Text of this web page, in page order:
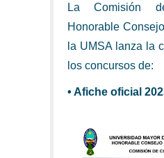
La Comisión
Honorable
la UMSA lanza la
los concursos de:
• Afiche oficial